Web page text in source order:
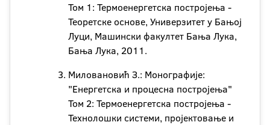
Том 1: Термоенергетска постројења -
Теоретске основе, Универзитет у Бањој
Луци, Машински факултет Бања Лука,
Бања Лука, 2011.
Миловановић З.: Монографије:
"Енергетска и процесна постројења"
Том 2: Термоенергетска постројења -
Технолошки системи, пројектовање и